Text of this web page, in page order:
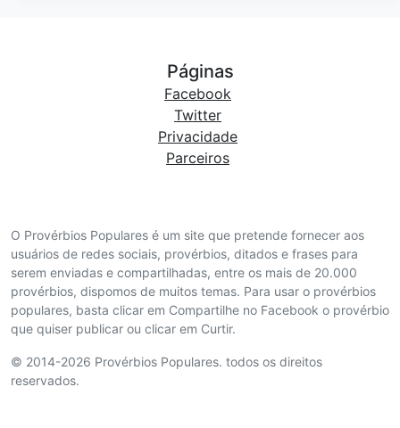
O Provérbios Populares é um site que pretende fornecer aos
usuários de redes sociais, provérbios, ditados e frases para
serem enviadas e compartilhadas, entre os mais de 20.000
provérbios, dispomos de muitos temas. Para usar o provérbios
populares, basta clicar em Compartilhe no Facebook o provérbio
que quiser publicar ou clicar em Curtir.
© 2014-2026 Provérbios Populares. todos os direitos
reservados.
Páginas
Facebook
Twitter
Privacidade
Parceiros